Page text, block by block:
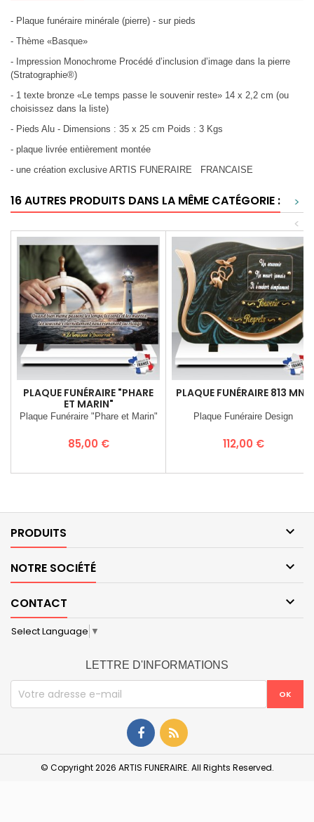
- Plaque funéraire minérale (pierre) - sur pieds
- Thème «Basque»
- Impression Monochrome Procédé d’inclusion d’image dans la pierre
(Stratographie®)
- 1 texte bronze «Le temps passe le souvenir reste» 14 x 2,2 cm (ou
choisissez dans la liste)
- Pieds Alu - Dimensions : 35 x 25 cm Poids : 3 Kgs
- plaque livrée entièrement montée
- une création exclusive ARTIS FUNERAIRE FRANCAISE
16 AUTRES PRODUITS DANS LA MÊME CATÉGORIE :
>
<
PLAQUE FUNÉRAIRE "PHARE
ET MARIN"
Plaque Funéraire "Phare et Marin"
Prix
85,00 €
PLAQUE FUNÉRAIRE 813 MNB
Plaque Funéraire Design
Prix
112,00 €
PRODUITS 
NOTRE SOCIÉTÉ 
CONTACT 
Select Language ▼
LETTRE D'INFORMATIONS
© Copyright 2026 ARTIS FUNERAIRE. All Rights Reserved.